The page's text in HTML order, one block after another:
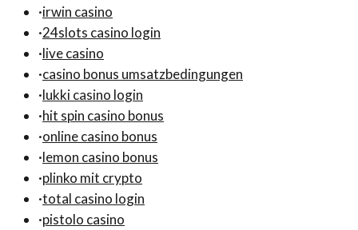
·irwin casino
·24slots casino login
·live casino
·casino bonus umsatzbedingungen
·lukki casino login
·hit spin casino bonus
·online casino bonus
·lemon casino bonus
·plinko mit crypto
·total casino login
·pistolo casino